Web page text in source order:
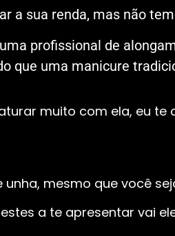
a sua renda, mas não
profissional de
que uma manicure
muito com ela, eu te
mesmo que você
a te apresentar vai